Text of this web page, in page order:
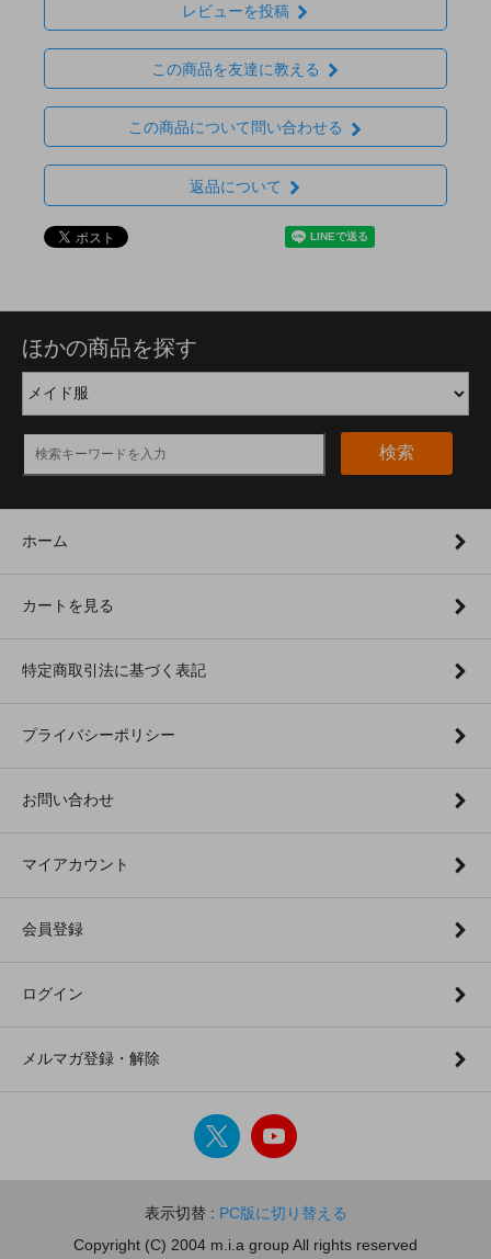
レビューを投稿
この商品を友達に教える
この商品について問い合わせる
返品について
ほかの商品を探す
検索
ホーム
カートを見る
特定商取引法に基づく表記
プライバシーポリシー
お問い合わせ
マイアカウント
会員登録
ログイン
メルマガ登録・解除
表示切替 : PC版に切り替える
Copyright (C) 2004 m.i.a group All rights reserved